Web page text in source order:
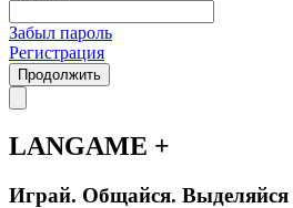
Забыл пароль
Регистрация
Продолжить
LANGAME +
Играй. Общайся. Выделяйся